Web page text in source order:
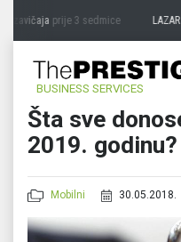
zavičajaprije 3 sedmice
BUSINESS SERVICES
Šta sve
2019. godinu?
Mobilni 30.05.2018.